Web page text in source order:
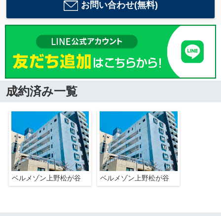
お問い合わせ(無料)
成約済み一覧
ベルメゾン上野松が谷 ベルメゾン上野松が谷